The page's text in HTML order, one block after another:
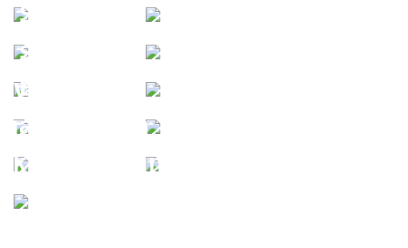
Sängerin
sucht
Band
Fischeln
vanKillma